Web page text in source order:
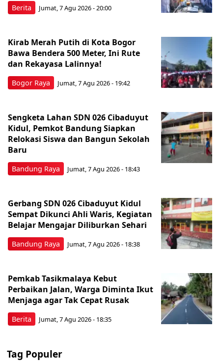
Berita Jumat, 7 Agu 2026 - 20:00
Bogor Raya
Kirab Merah Putih di Kota Bogor
Bawa Bendera 500 Meter, Ini Rute
dan Rekayasa Lalinnya!
Jumat, 7 Agu 2026 - 19:42
Bandung Raya
Sengketa Lahan SDN 026 Cibaduyut
Kidul, Pemkot Bandung Siapkan
Relokasi Siswa dan Bangun Sekolah
Baru
Jumat, 7 Agu 2026 - 18:43
Bandung Raya
Gerbang SDN 026 Cibaduyut Kidul
Sempat Dikunci Ahli Waris, Kegiatan
Belajar Mengajar Diliburkan Sehari
Jumat, 7 Agu 2026 - 18:38
Berita
Pemkab Tasikmalaya Kebut
Perbaikan Jalan, Warga Diminta Ikut
Menjaga agar Tak Cepat Rusak
Jumat, 7 Agu 2026 - 18:35
Tag Populer